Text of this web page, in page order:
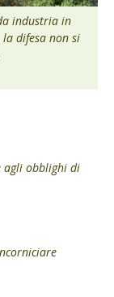
industria in
difesa non si
agli obblighi di